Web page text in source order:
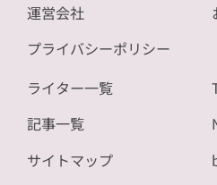
運営会社
プライバシーポリシー
ライター一覧
記事一覧
サイトマップ